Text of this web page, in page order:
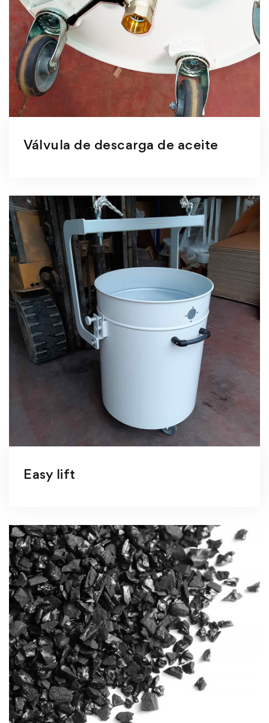
Válvula de descarga de aceite
Easy lift